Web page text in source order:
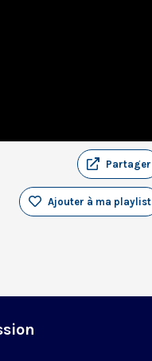
Partager
Ajouter à ma playlist